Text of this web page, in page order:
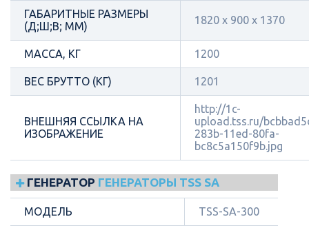
ГАБАРИТНЫЕ РАЗМЕРЫ
(Д;Ш;В; ММ)
1820 х 900 х 1370
МАССА, КГ 1200
ВЕС БРУТТО (КГ) 1201
ВНЕШНЯЯ ССЫЛКА НА
ИЗОБРАЖЕНИЕ
http://1c-
upload.tss.ru/
283b-11ed-80fa-
bc8c5a150f9b.jpg
ГЕНЕРАТОР ГЕНЕРАТОРЫ TSS SA
МОДЕЛЬ TSS-SA-300